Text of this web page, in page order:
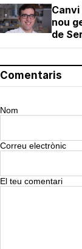
nou
de
Comentaris
Nom
Correu electrònic
El teu comentari